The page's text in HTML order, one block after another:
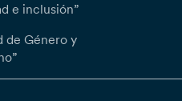
e inclusión”
de Género y